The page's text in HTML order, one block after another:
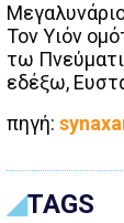
Τον Υιόν
τω
εδέξω,
πηγή:
TAGS